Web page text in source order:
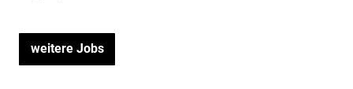
weitere Jobs